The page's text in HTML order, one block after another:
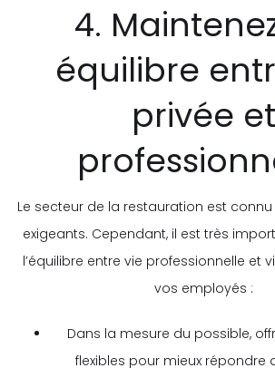
4.
équilibre
privée et
Le secteur de la restauration est
exigeants. Cependant, il est très
l’équilibre entre vie professionnelle et
vos employés :
Dans la mesure du possible,
flexibles pour mieux répondre